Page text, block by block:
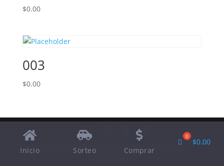
$0.00
003
$0.00
Designed by Elegant Themes
| Powered by
Inicio Sorteo Comprar
$0.00